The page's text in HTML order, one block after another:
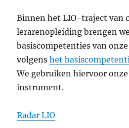
Binnen het LIO-traject van
lerarenopleiding brengen
basiscompetenties van
volgenshet
We gebruiken hiervoor
instrument.
Radar LIO